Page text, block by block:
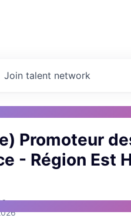
Join talent network
Promoteur
- Région Est